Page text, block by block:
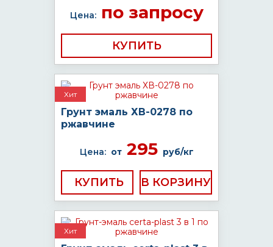
Цена:по запросу
КУПИТЬ
Хит
Грунт эмаль ХВ-0278 по
ржавчине
Цена: от295 руб/кг
КУПИТЬ
Хит